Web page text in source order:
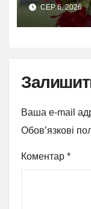
СЕР 6, 2026
Ваша e-mail
Обов’язкові
Коментар *